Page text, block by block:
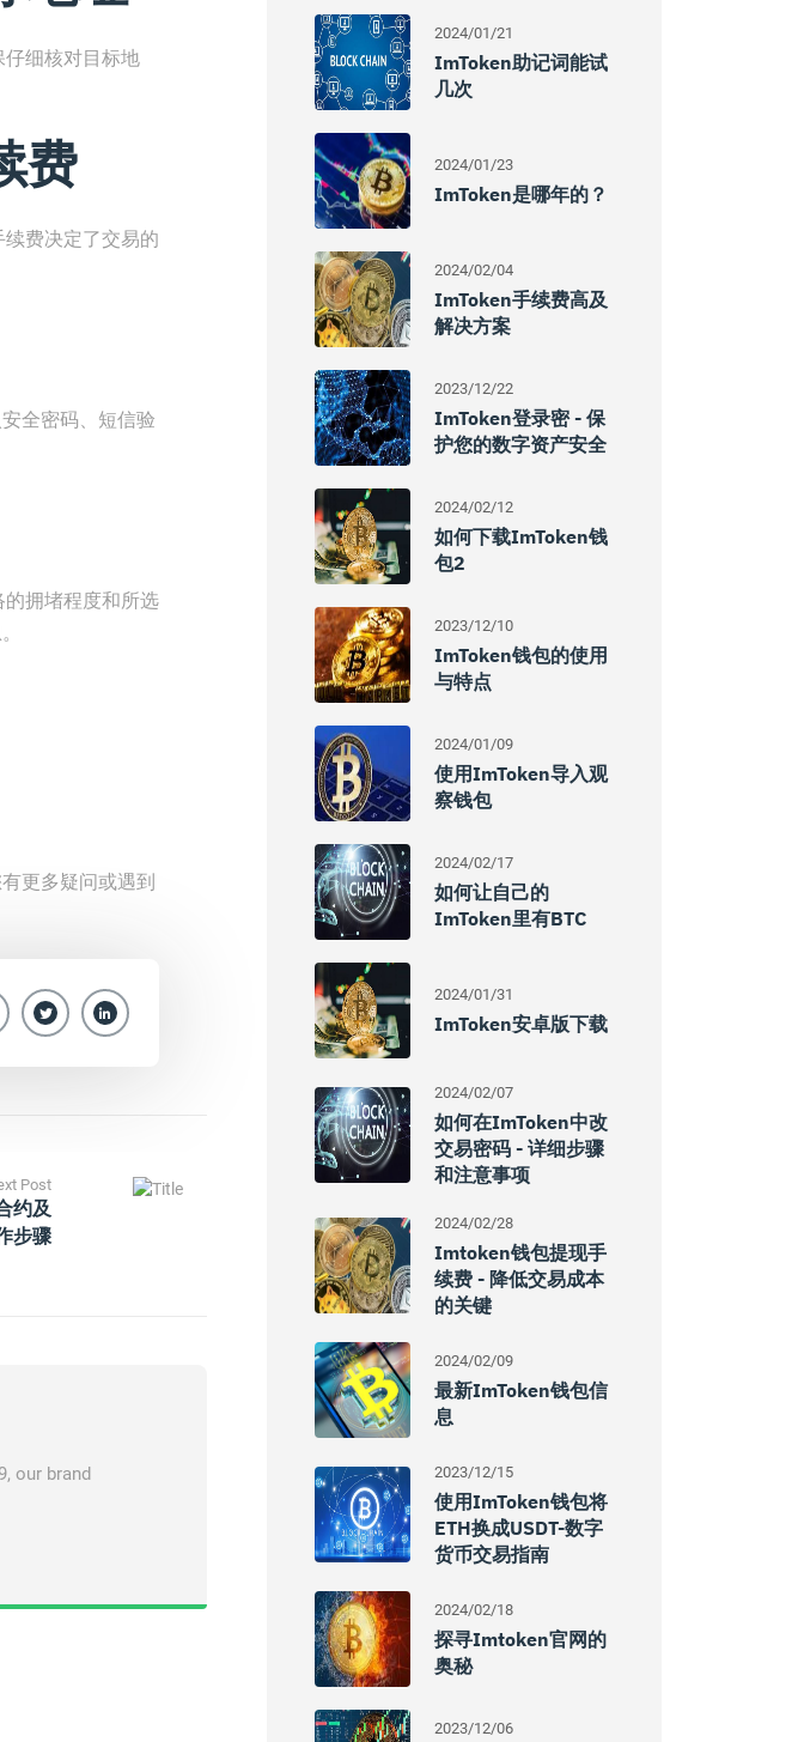
细核对目标地
费
费决定了交易的
全密码、短信验
拥堵程度和所选
更多疑问或遇到
Post
约及
步骤
our brand
2024/01/21
ImToken助记词能试
几次
2024/01/23
ImToken是哪年的？
2024/02/04
ImToken手续费高及
解决方案
2023/12/22
ImToken登录密 - 保
护您的数字资产安全
2024/02/12
如何下载imToken钱
包2
2023/12/10
ImToken钱包的使用
与特点
2024/01/09
使用imToken导入观
察钱包
2024/02/17
如何让自己的
ImToken里有BTC
2024/01/31
ImToken安卓版下载
2024/02/07
如何在imToken中改
交易密码 - 详细步骤
和注意事项
2024/02/28
Imtoken钱包提现手
续费 - 降低交易成本
的关键
2024/02/09
最新imToken钱包信
息
2023/12/15
使用imToken钱包将
ETH换成USDT-数字
货币交易指南
2024/02/18
探寻imtoken官网的
奥秘
2023/12/06